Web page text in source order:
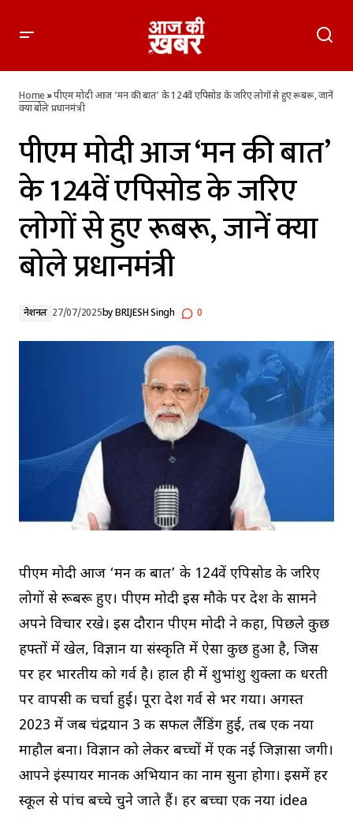
रूबरू, जानें क्या बोले प्रधानमंत्री
Home»पीएम मोदी आज ‘मन की बात’ के 124वें एपिसोड के जरिए लोगों से हुए रूबरू, जानें
क्या बोले प्रधानमंत्री
पीएम मोदी आज ‘मन की बात’
के 124वें एपिसोड के जरिए
लोगों से हुए रूबरू, जानें क्या
बोले प्रधानमंत्री
नेशनल 27/07/2025byBRIJESH Singh 0
पीएम मोदी आज ‘मन की बात’ के 124वें एपिसोड के जरिए
लोगों से रूबरू हुए। पीएम मोदी इस मौके पर देश के सामने
अपने विचार रखे। इस दौरान पीएम मोदी ने कहा, पिछले कुछ
हफ्तों में खेल, विज्ञान या संस्कृति में ऐसा कुछ हुआ है, जिस
पर हर भारतीय को गर्व है। हाल ही में शुभांशु शुक्ला की धरती
पर वापसी की चर्चा हुई। पूरा देश गर्व से भर गया। अगस्त
2023 में जब चंद्रयान 3 की सफल लैंडिंग हुई, तब एक नया
माहौल बना। विज्ञान को लेकर बच्चों में एक नई जिज्ञासा जगी।
आपने इंस्पायर मानक अभियान का नाम सुना होगा। इसमें हर
स्कूल से पांच बच्चे चुने जाते हैं। हर बच्चा एक नया idea